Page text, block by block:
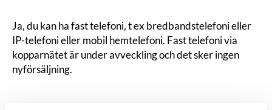
Ja, du kan ha fast telefoni, t ex bredbandstelefoni eller
IP-telefoni eller mobil hemtelefoni. Fast telefoni via
kopparnätetär under avveckling och det sker ingen
nyförsäljning.